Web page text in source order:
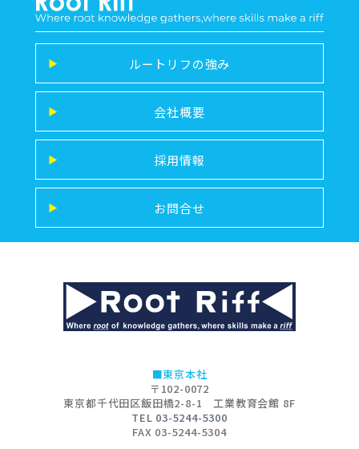
▶ ルートリフの強み
▶ 会社概要
▶ 採用情報
▶ お問合せ
■東京本社
〒102-0072
東京都千代田区飯田橋2-8-1 工業教育会館 8F
TEL 03-5244-5300
FAX 03-5244-5304